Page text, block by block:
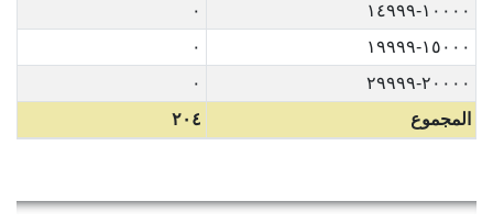
١٠٠٠٠-١٤٩٩٩
٠
١٥٠٠٠-١٩٩٩٩
٠
٢٠٠٠٠-٢٩٩٩٩
٠
المجموع
٢٠٤